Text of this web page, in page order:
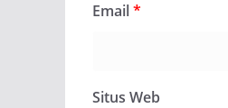
Email*
Situs Web